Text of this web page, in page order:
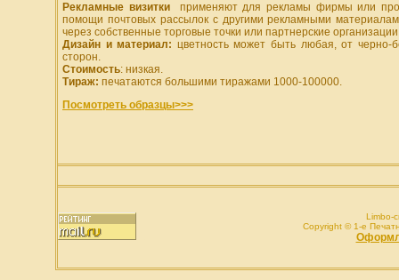
Рекламные визиткиприменяют для рекламы фирмы или
помощи почтовых рассылок с другими рекламными
через собственные торговые точки или партнерские
Дизайн и материал: цветность может быть любая, от черно-
сторон.
Стоимость: низкая.
Тираж: печатаются большими тиражами 1000-100000.
Посмотреть образцы>>>
Limbo-
Copyright © 1-e